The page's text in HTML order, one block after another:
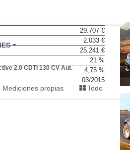
2.0 CDTI 130 CV Aut.
Mediciones propias Todo
29.707 €
2.033 €
25.241 €
21 %
4,75 %
03/2015